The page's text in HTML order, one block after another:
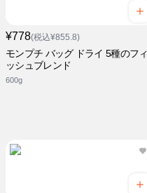
¥778(税込¥855.8)
モンプチ バッグ ドライ 5種のフィ
ッシュブレンド
600g